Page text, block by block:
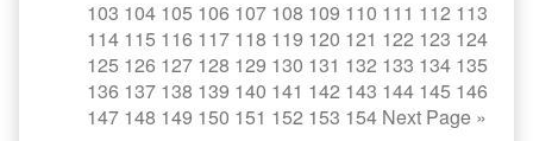
103 104 105 106 107 108 109 110 111 112 113
114 115 116 117 118 119 120 121 122 123 124
125 126 127 128 129 130 131 132 133 134 135
136 137 138 139 140 141 142 143 144 145 146
147 148 149 150 151 152 153 154 Next Page »